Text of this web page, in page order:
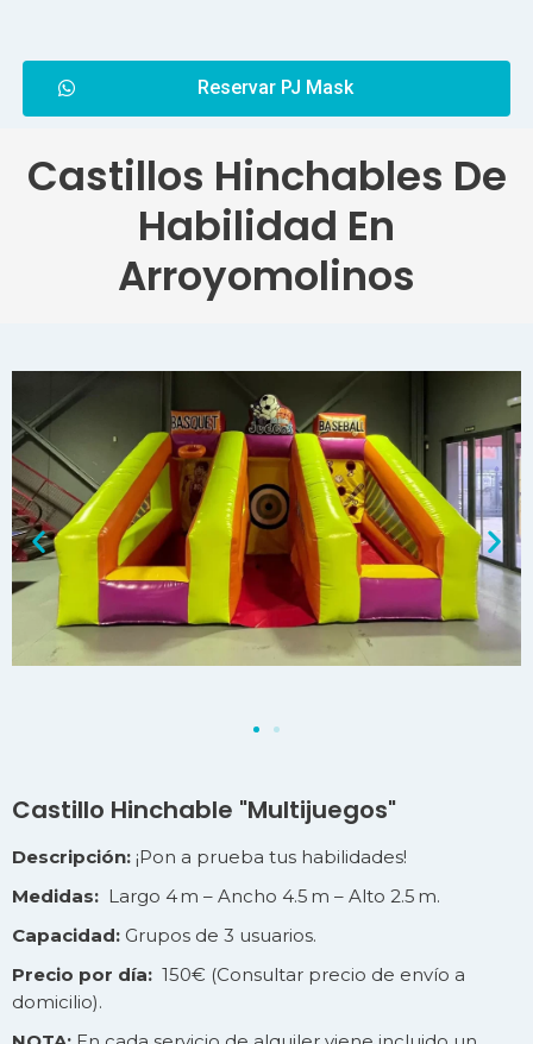
Reservar PJ Mask
Castillos Hinchables De
Habilidad En
Arroyomolinos
Castillo Hinchable "Multijuegos"
Descripción: ¡Pon a prueba tus habilidades!
Medidas: Largo 4 m – Ancho 4.5 m – Alto 2.5 m.
Capacidad: Grupos de 3 usuarios.
Precio por día: 150€ (Consultar precio de envío a
domicilio).